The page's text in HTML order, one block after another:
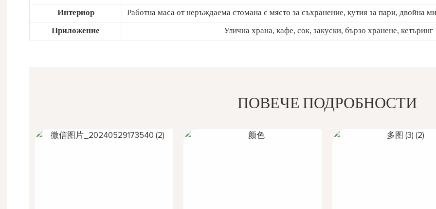
Интериор Работна маса от неръждаема стомана с място за съхранение, кутия за пари, двойна
Приложение Улична храна, кафе, сок, закуски, бързо хранене, кетъринг
ПОВЕЧЕ ПОДРОБНОСТИ